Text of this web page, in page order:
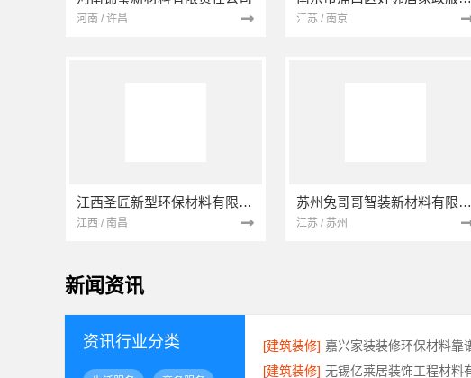
河南 / 许昌 江苏 / 南京
江西圣匠新型环保材料有限公司
江西 / 南昌
苏州兔哥哥智装新材料有限公司
江苏 / 苏州
新闻资讯
资讯行业分类 [建筑装修]
[建筑装修]